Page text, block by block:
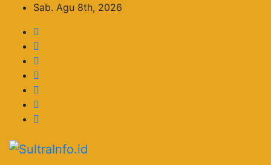
content
Sab. Agu 8th, 2026